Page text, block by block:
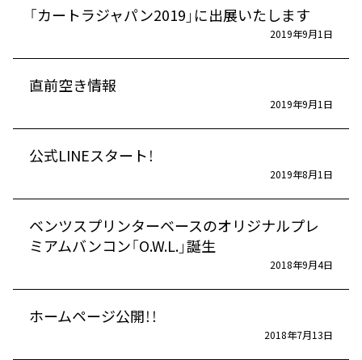
「カートラジャパン2019」に出展いたします
2019年9月1日
直前空き情報
2019年9月1日
公式LINEスタート！
2019年8月1日
ベンツスプリンターベースのオリジナルプレ
ミアムバンコン「O.W.L.」誕生
2018年9月4日
ホームページ公開！！
2018年7月13日